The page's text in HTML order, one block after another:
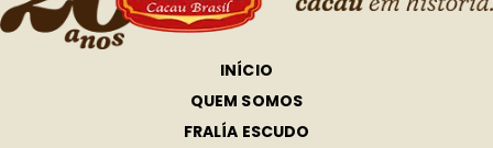
INÍCIO
QUEM SOMOS
FRALÍA ESCUDO